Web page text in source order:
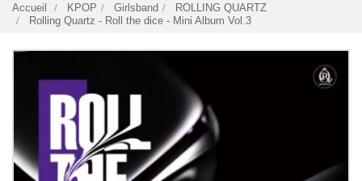
Accueil KPOP Girlsband
ROLLING QUARTZ
Rolling Quartz - Roll the dice - Mini Album Vol.3